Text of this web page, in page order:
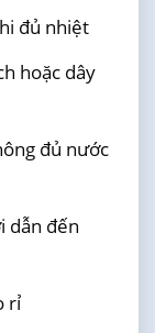
đủ nhiệt
hoặc dây
đủ nước
dẫn đến
rỉ